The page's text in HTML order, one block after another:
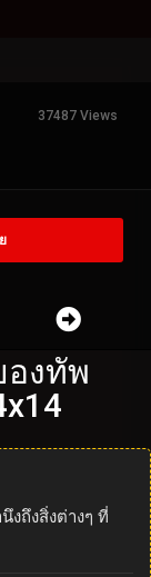
37487 Views
องทัพ
งถึงสิ่งต่างๆ ที่